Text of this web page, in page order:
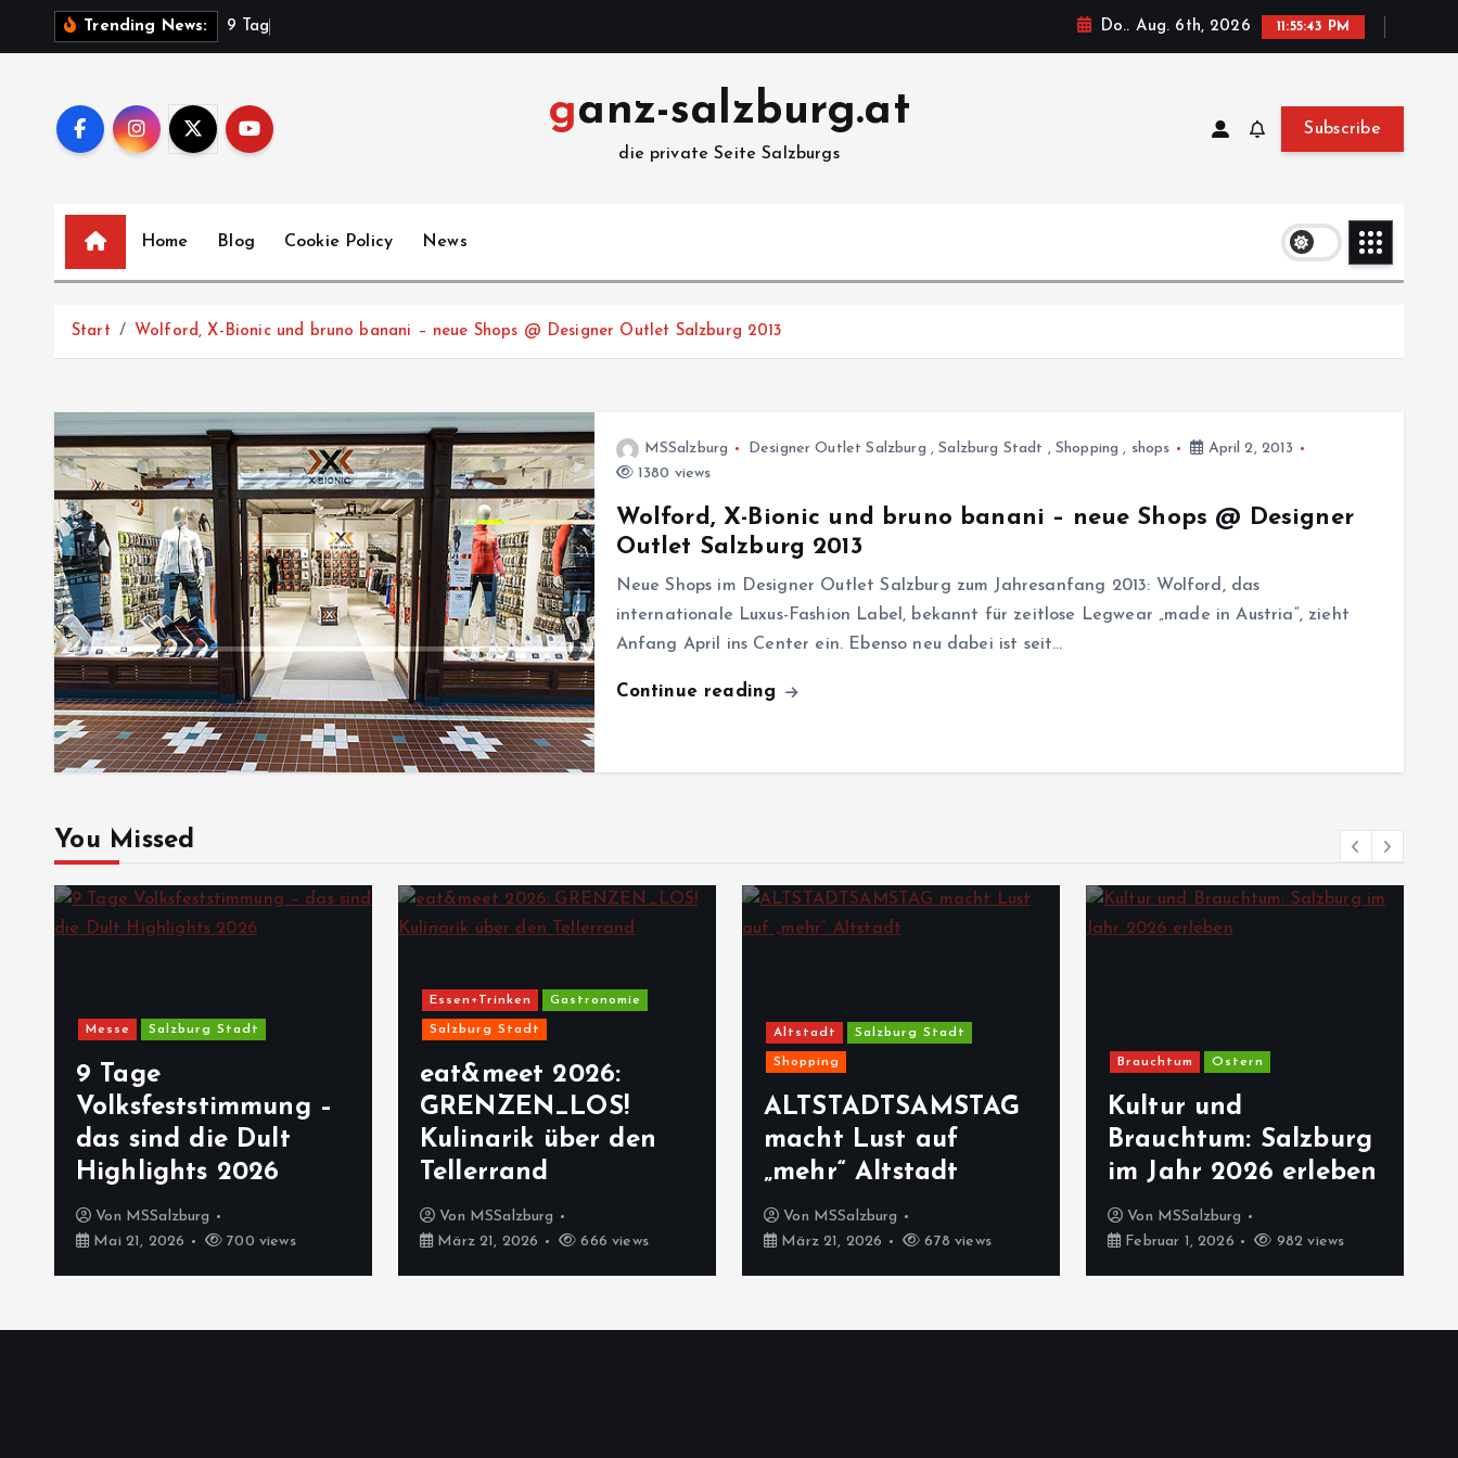
Trending News: 9 ag Do.. Aug. 6th, 2026 11:55:44 PM
ganz-salzburg.at
die private Seite Salzburgs
Subscribe
Home Blog Cookie Policy News
Start Wolford, X-Bionic und bruno banani – neue Shops @ Designer Outlet Salzburg 2013
MSSalzburg Designer Outlet Salzburg ,Salzburg Stadt , Shopping , shops
April 2, 2013
1380 views
Wolford, X-Bionic und bruno banani – neue Shops @ Designer
Outlet Salzburg 2013
Neue Shops im Designer Outlet Salzburg zum Jahresanfang 2013: Wolford, das
internationale Luxus-Fashion Label, bekannt für zeitlose Legwear „made in Austria“, zieht
Anfang April ins Center ein. Ebenso neu dabei ist seit…
Continue reading
You Missed
Messe Salzburg Stadt
9 Tage
Volksfeststimmung –
das sind die Dult
Highlights 2026
Von MSSalzburg
Mai 21, 2026
700 views
Essen+Trinken Gastronomie
Salzburg Stadt
eat&meet 2026:
GRENZEN_LOS!
Kulinarik über den
Tellerrand
Von MSSalzburg
März 21, 2026
666 views
Altstadt Salzburg Stadt
Shopping
ALTSTADTSAMSTAG
macht Lust auf
„mehr“ Altstadt
Von MSSalzburg
März 21, 2026
678 views
Brauchtum Ostern
Kultur und
Brauchtum: Salzburg
im Jahr 2026 erleben
Von MSSalzburg
Februar 1, 2026
982 views